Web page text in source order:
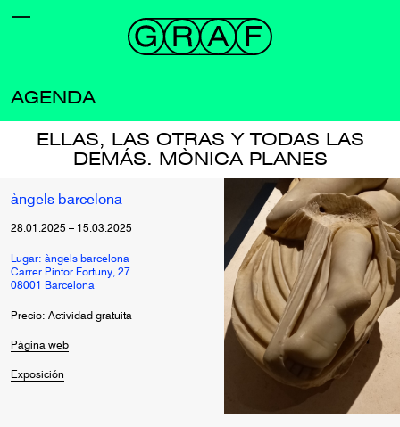
AGENDA
ELLAS, LAS OTRAS Y TODAS LAS
DEMÁS. MÒNICA PLANES
àngels barcelona
28.01.2025 – 15.03.2025
Lugar: àngels barcelona
Carrer Pintor Fortuny, 27
08001 Barcelona
Precio: Actividad gratuita
Página web
Exposición